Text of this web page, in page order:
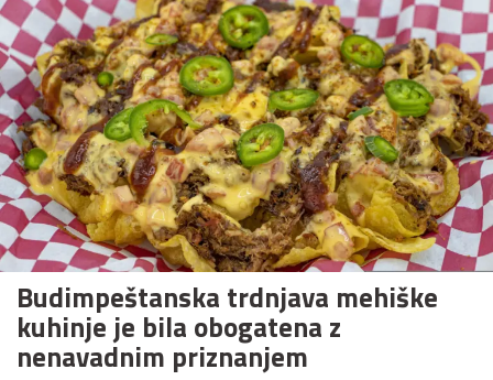
Budimpeštanska trdnjava mehiške
kuhinje je bila obogatena z
nenavadnim priznanjem